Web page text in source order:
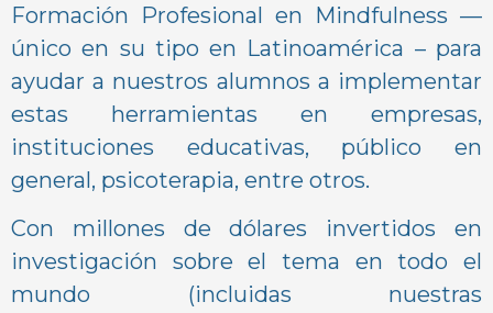
Formación Profesional en Mindfulness —
único en su tipo en Latinoamérica – para
ayudar a nuestros alumnos a implementar
estas herramientas en empresas,
instituciones educativas, público en
general, psicoterapia, entre otros.
Con millones de dólares invertidos en
investigación sobre el tema en todo el
mundo (incluidas nuestras